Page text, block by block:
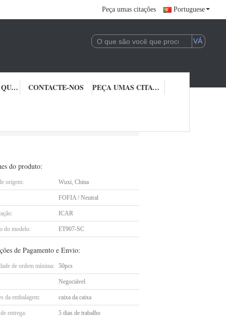
Peça umas citações Portuguese
CONTROLE DA QUALIDADE CONTACTE-NOS PEÇA UMAS CITAÇÕES
do produto:
origem: Wuxi, China
FOFIA / Neutral
ICAR
do modelo: ET907-SC
de Pagamento e Envio:
de ordem mínima: 50pcs
Negociável
da embalagem: caixa da caixa
entrega: 5 dias de trabalho